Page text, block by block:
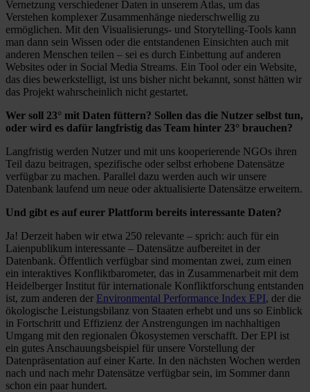
Vernetzung verschiedener Daten in unserem Atlas, um das
Verstehen komplexer Zusammenhänge niederschwellig zu
ermöglichen. Mit den Visualisierungs- und Storytelling-Tools kann
man dann sein Wissen oder die entstandenen Einsichten auch mit
anderen Menschen teilen – sei es durch Einbettung auf anderen
Websites oder in Social Media Streams. Ein Tool oder ein Website,
das dies bewerkstelligt, ist uns bisher nicht bekannt, sonst hätten wir
das Projekt wahrscheinlich nicht gestartet.
Wer soll 23° mit Daten füttern? Sollen das die Nutzer selbst tun,
oder wird es dafür langfristig das Team hinter 23° brauchen?
Langfristig werden Nutzer und mit uns kooperierende NGOs ihren
Teil dazu beitragen, spezifische oder selbst erhobene Datensätze
verfügbar zu machen. Parallel dazu werden auch wir unsere
Datenbank laufend um neue oder aktualisierte Datensätze erweitern.
Und gibt es auf eurer Plattform bereits interessante Daten?
Ja! Derzeit haben wir etwa 250 relevante – sprich: auch für ein
Laienpublikum interessante – Datensätze aufbereitet in der
Datenbank. Öffentlich verfügbar sind momentan zwei, zum einen
ein interaktives Konfliktbarometer, das in Zusammenarbeit mit dem
Heidelberger Institut für internationale Konfliktforschung entstanden
ist, zum anderen der Environmental Performance Index EPI, der die
ökologische Leistungsbilanz von Staaten erhebt und uns so Einblick
in Fortschritt und Effizienz der Anstrengungen im nachhaltigen
Umgang mit den regionalen Ökosystemen verschafft. Der EPI ist
ein gutes Anschauungsbeispiel für unsere Vorstellung der
Datenpräsentation auf einer Karte. In den nächsten Wochen werden
nach und nach mehr Datensätze verfügbar sein, im Sommer dann
schon ein paar hundert.